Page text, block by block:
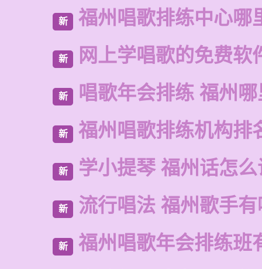
新 福州唱歌排练中心哪
新 网上学唱歌的免费软
新 唱歌年会排练 福州
新 福州唱歌排练机构排
新 学小提琴 福州话怎
新 流行唱法 福州歌手
新 福州唱歌年会排练班